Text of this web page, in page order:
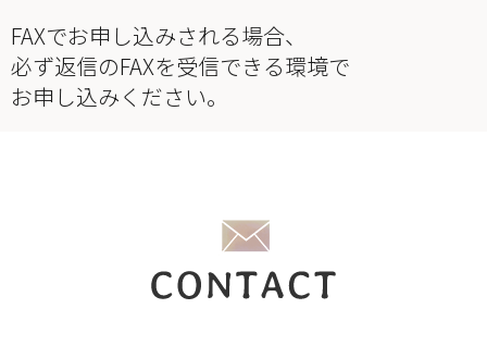
FAXでお申し込みされる場合、
必ず返信のFAXを受信できる環境で
お申し込みください。